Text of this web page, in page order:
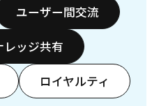
ユーザー間交流
レッジ共有
ロイヤルティ